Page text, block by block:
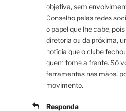
objetiva, sem
Conselho pelas redes
o papel que lhe cabe,
diretoria ou da próxima,
notícia que o clube
quem tome a frente. Só
ferramentas nas mãos,
movimento.
Responda